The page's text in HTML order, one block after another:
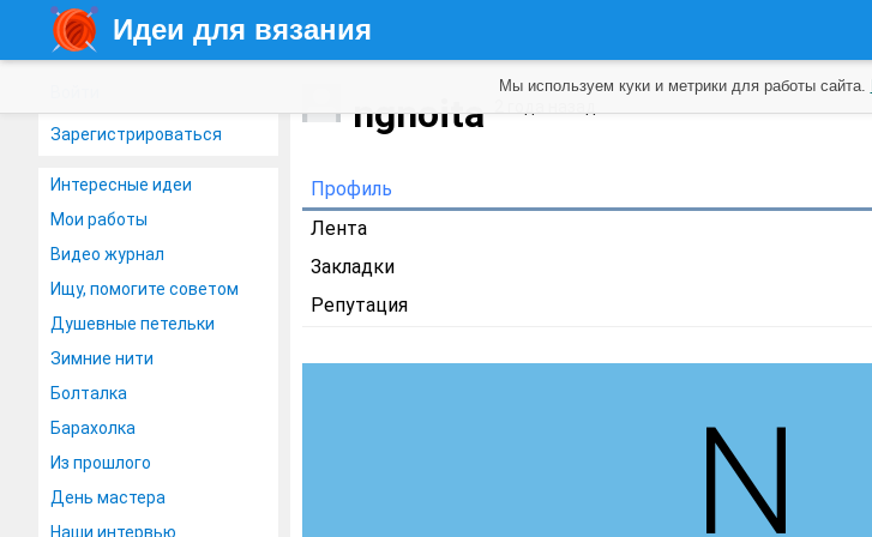
Идеи для вязания
Зарегистрироваться
Интересные идеи
Мои работы
Видео журнал
Ищу, помогите советом
Душевные петельки
Зимние нити
Болталка
Барахолка
Из прошлого
День мастера
Наши интервью
ngnoita
Профиль
Лента
Закладки
Репутация
Мы используем куки и метрики для работы сайта.